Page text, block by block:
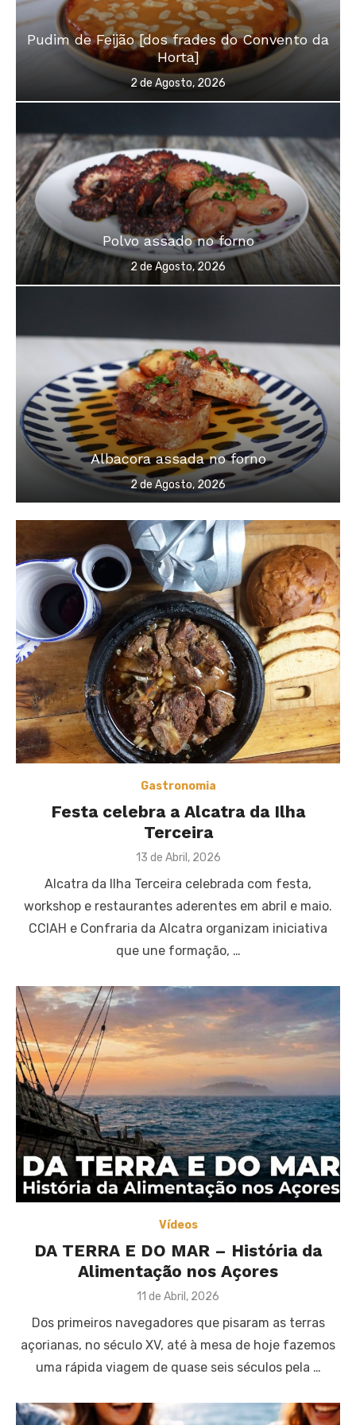
Pudim de Feijão [dos frades do Convento da
Horta]
Posted
on
2 de Agosto, 2026
Polvo assado no forno
Posted
on
2 de Agosto, 2026
Albacora assada no forno
Posted
on
2 de Agosto, 2026
Gastronomia
Festa celebra a Alcatra da Ilha
Terceira
Posted
13 de Abril, 2026
Alcatra da Ilha Terceira celebrada com festa,
workshop e restaurantes aderentes em abril e maio.
CCIAH e Confraria da Alcatra organizam iniciativa
que une formação, …
Vídeos
DA TERRA E DO MAR – História da
Alimentação nos Açores
Posted
11 de Abril, 2026
Dos primeiros navegadores que pisaram as terras
açorianas, no século XV, até à mesa de hoje fazemos
uma rápida viagem de quase seis séculos pela …